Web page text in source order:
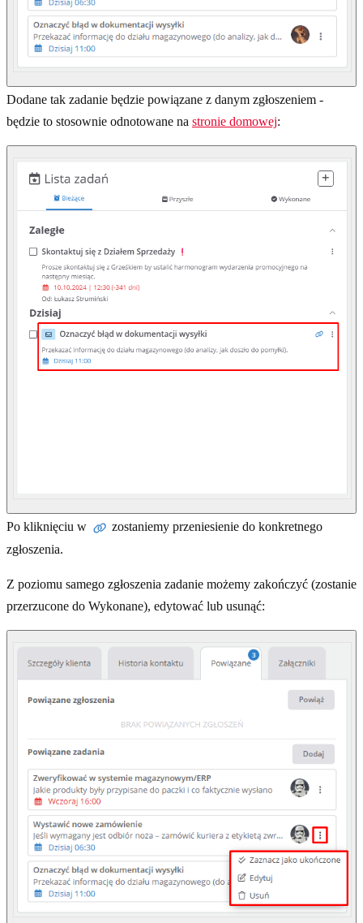
Dodane tak zadanie będzie powiązane z danym zgłoszeniem -
będzie to stosownie odnotowane na stronie domowej:
Po kliknięciu w
zostaniemy przeniesienie do konkretnego
zgłoszenia.
Z poziomu samego zgłoszenia zadanie możemy zakończyć (zostanie
przerzucone do Wykonane), edytować lub usunąć: